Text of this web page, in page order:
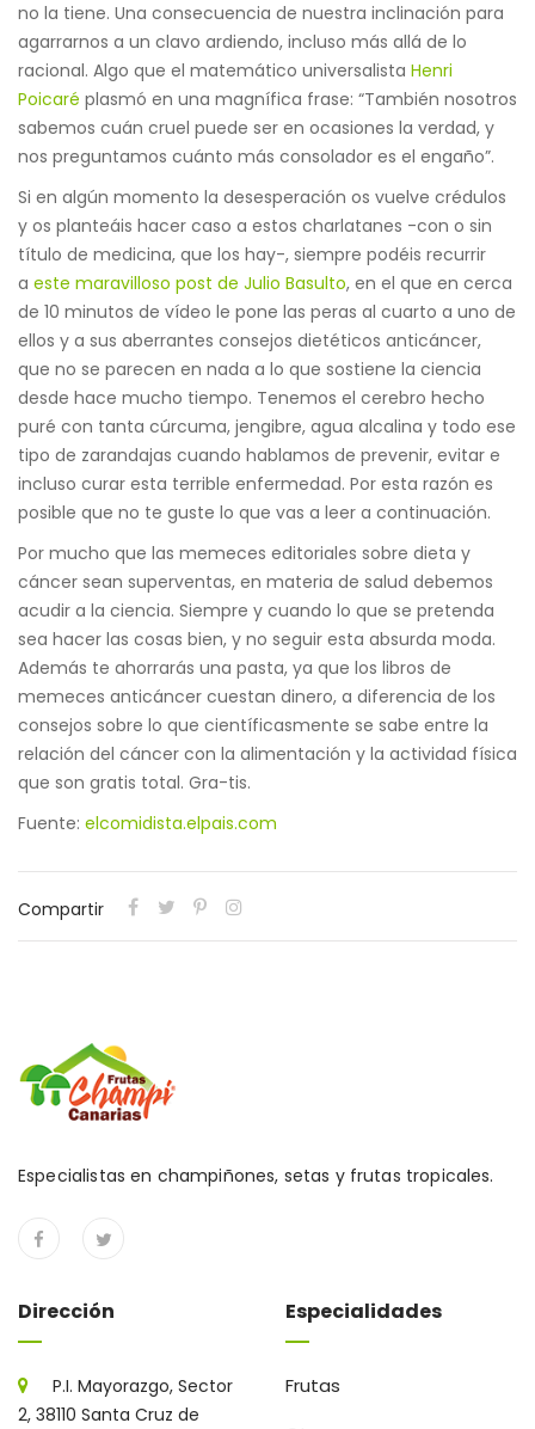
no la tiene. Una consecuencia de nuestra inclinación para
agarrarnos a un clavo ardiendo, incluso más allá de lo
racional. Algo que el matemático universalista Henri
Poicaré plasmó en una magnífica frase: “También nosotros
sabemos cuán cruel puede ser en ocasiones la verdad, y
nos preguntamos cuánto más consolador es el engaño”.
Si en algún momento la desesperación os vuelve crédulos
y os planteáis hacer caso a estos charlatanes -con o sin
título de medicina, que los hay-, siempre podéis recurrir
a este maravilloso post de Julio Basulto, en el que en cerca
de 10 minutos de vídeo le pone las peras al cuarto a uno de
ellos y a sus aberrantes consejos dietéticos anticáncer,
que no se parecen en nada a lo que sostiene la ciencia
desde hace mucho tiempo. Tenemos el cerebro hecho
puré con tanta cúrcuma, jengibre, agua alcalina y todo ese
tipo de zarandajas cuando hablamos de prevenir, evitar e
incluso curar esta terrible enfermedad. Por esta razón es
posible que no te guste lo que vas a leer a continuación.
Por mucho que las memeces editoriales sobre dieta y
cáncer sean superventas, en materia de salud debemos
acudir a la ciencia. Siempre y cuando lo que se pretenda
sea hacer las cosas bien, y no seguir esta absurda moda.
Además te ahorrarás una pasta, ya que los libros de
memeces anticáncer cuestan dinero, a diferencia de los
consejos sobre lo que científicasmente se sabe entre la
relación del cáncer con la alimentación y la actividad física
que son gratis total. Gra-tis.
Fuente: elcomidista.elpais.com
Compartir
Especialistas en champiñones, setas y frutas tropicales.
Dirección
P.I. Mayorazgo, Sector
2, 38110 Santa Cruz de
Especialidades
Frutas